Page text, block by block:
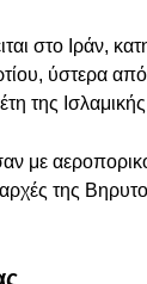
στο Ιράν,
ύστερα
της
με
της